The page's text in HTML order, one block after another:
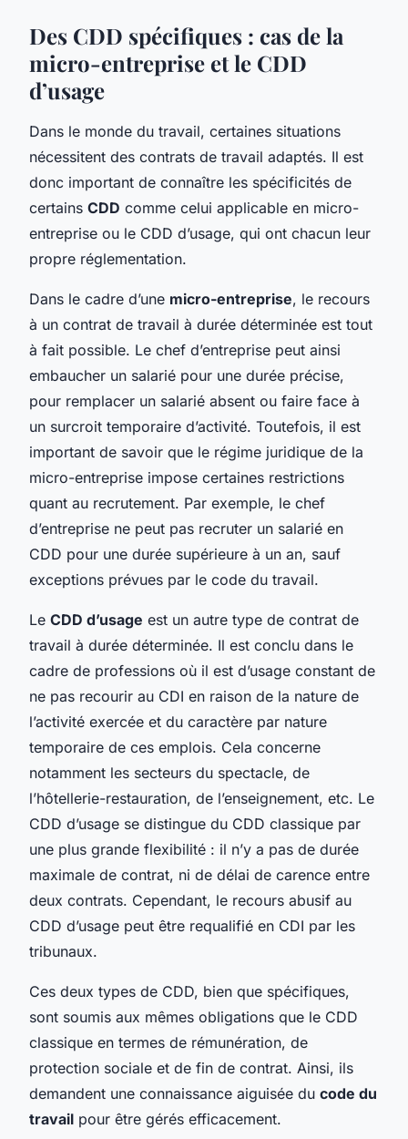
Des CDD spécifiques : cas de la
micro-entreprise et le CDD
d’usage
Dans le monde du travail, certaines situations
nécessitent des contrats de travail adaptés. Il est
donc important de connaître les spécificités de
certains CDD comme celui applicable en micro-
entreprise ou le CDD d’usage, qui ont chacun leur
propre réglementation.
Dans le cadre d’une micro-entreprise, le recours
à un contrat de travail à durée déterminée est tout
à fait possible. Le chef d’entreprise peut ainsi
embaucher un salarié pour une durée précise,
pour remplacer un salarié absent ou faire face à
un surcroit temporaire d’activité. Toutefois, il est
important de savoir que le régime juridique de la
micro-entreprise impose certaines restrictions
quant au recrutement. Par exemple, le chef
d’entreprise ne peut pas recruter un salarié en
CDD pour une durée supérieure à un an, sauf
exceptions prévues par le code du travail.
Le CDD d’usage est un autre type de contrat de
travail à durée déterminée. Il est conclu dans le
cadre de professions où il est d’usage constant de
ne pas recourir au CDI en raison de la nature de
l’activité exercée et du caractère par nature
temporaire de ces emplois. Cela concerne
notamment les secteurs du spectacle, de
l’hôtellerie-restauration, de l’enseignement, etc. Le
CDD d’usage se distingue du CDD classique par
une plus grande flexibilité : il n’y a pas de durée
maximale de contrat, ni de délai de carence entre
deux contrats. Cependant, le recours abusif au
CDD d’usage peut être requalifié en CDI par les
tribunaux.
Ces deux types de CDD, bien que spécifiques,
sont soumis aux mêmes obligations que le CDD
classique en termes de rémunération, de
protection sociale et de fin de contrat. Ainsi, ils
demandent une connaissance aiguisée du code du
travail pour être gérés efficacement.